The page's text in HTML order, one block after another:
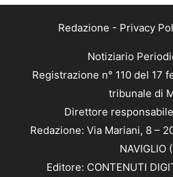
Redazione - Privacy
Notiziario
Registrazione n° 110 del 17
tribunale di
Direttore
Redazione: Via Mariani, 8 –
NAVIGLIO
Editore: CONTENUTI